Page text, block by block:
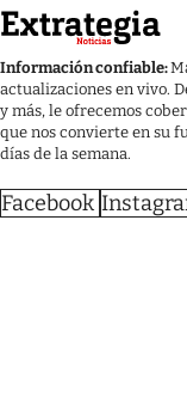
Información confiable:
actualizaciones en vivo.
y más, le ofrecemos
que nos convierte en su
días de la semana.
Facebook